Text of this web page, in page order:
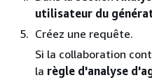
utilisateur du
Créez une requête.
Si la collaboration
la règle d'analyse